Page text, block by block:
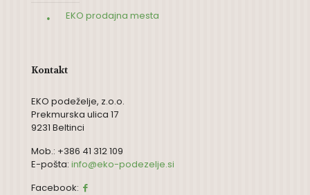
EKO prodajna mesta
Kontakt
EKO podeželje, z.o.o.
Prekmurska ulica 17
9231 Beltinci
Mob.: +386 41 312 109
E-pošta: info@eko-podezelje.si
Facebook: